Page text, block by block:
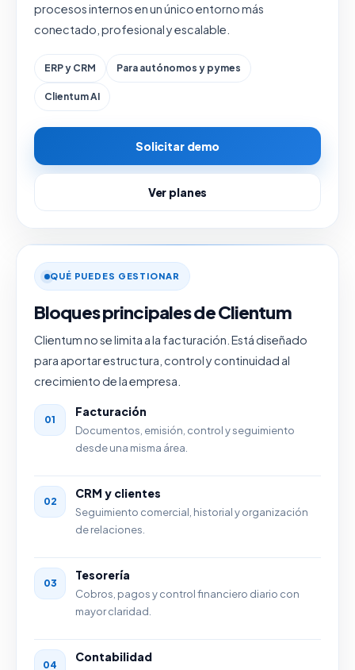
procesos internos en un único entorno más
conectado, profesional y escalable.
ERP y CRM Para autónomos y pymes
Clientum AI
Solicitar demo
Ver planes
QUÉ PUEDES GESTIONAR
Bloques principales de Clientum
Clientum no se limita a la facturación. Está diseñado
para aportar estructura, control y continuidad al
crecimiento de la empresa.
01
Facturación
Documentos, emisión, control y seguimiento
desde una misma área.
02
CRM y clientes
Seguimiento comercial, historial y organización
de relaciones.
03
Tesorería
Cobros, pagos y control financiero diario con
mayor claridad.
04
Contabilidad